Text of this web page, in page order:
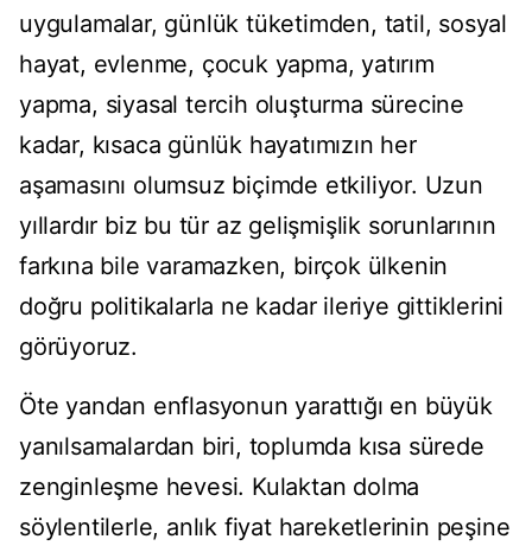
uygulamalar, günlük tüketimden, tatil, sosyal
hayat, evlenme, çocuk yapma, yatırım
yapma, siyasal tercih oluşturma sürecine
kadar, kısaca günlük hayatımızın her
aşamasını olumsuz biçimde etkiliyor. Uzun
yıllardır biz bu tür az gelişmişlik sorunlarının
farkına bile varamazken, birçok ülkenin
doğru politikalarla ne kadar ileriye gittiklerini
görüyoruz.
Öte yandan enflasyonun yarattığı en büyük
yanılsamalardan biri, toplumda kısa sürede
zenginleşme hevesi. Kulaktan dolma
söylentilerle, anlık fiyat hareketlerinin peşine